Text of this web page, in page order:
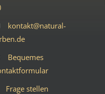
kontakt@natural-
Bequemes
Frage stellen